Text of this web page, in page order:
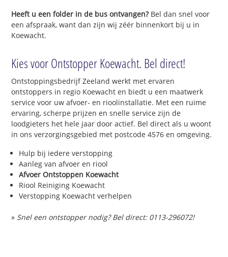
Heeft u een folder in de bus ontvangen?Bel dan snel voor
een afspraak, want dan zijn wij zéér binnenkort bij u in
Koewacht.
Kies voor Ontstopper Koewacht. Bel direct!
Ontstoppingsbedrijf Zeeland werkt met ervaren
ontstoppers in regio Koewacht en biedt u een maatwerk
service voor uw afvoer- en rioolinstallatie. Met een ruime
ervaring, scherpe prijzen en snelle service zijn de
loodgieters het hele jaar door actief. Bel direct als u woont
in ons verzorgingsgebied met postcode 4576 en omgeving.
Hulp bij iedere verstopping
Aanleg van afvoer en riool
Afvoer Ontstoppen Koewacht
Riool Reiniging Koewacht
Verstopping Koewacht verhelpen
» Snel een ontstopper nodig? Bel direct: 0113-296072!